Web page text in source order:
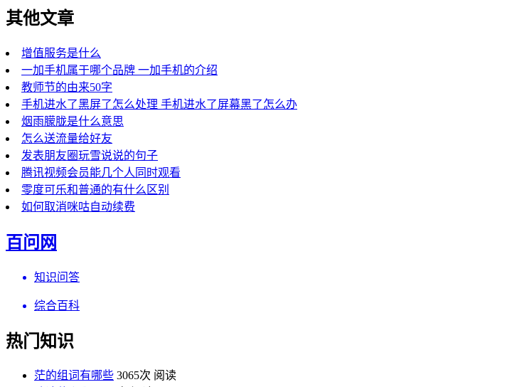
其他文章
增值服务是什么
一加手机属于哪个品牌 一加手机的介绍
教师节的由来50字
手机进水了黑屏了怎么处理 手机进水了屏幕黑了怎么办
烟雨朦胧是什么意思
怎么送流量给好友
发表朋友圈玩雪说说的句子
腾讯视频会员能几个人同时观看
零度可乐和普通的有什么区别
如何取消咪咕自动续费
百问网
知识问答
综合百科
热门知识
茫的组词有哪些 3065次 阅读